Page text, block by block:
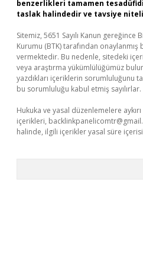
benzerlikleri tamamen
taslak halindedir ve tavsiye
Sitemiz, 5651 Sayılı Kanun
Kurumu (BTK) tarafından onaylanmış
vermektedir. Bu nedenle, sitedeki
veya araştırma yükümlülüğümüz
yazdıkları içeriklerin sorumluluğunu
bu sorumluluğu kabul etmiş sayılırlar.
Hukuka ve yasal düzenlemelere
içerikleri,
halinde, ilgili içerikler yasal süre